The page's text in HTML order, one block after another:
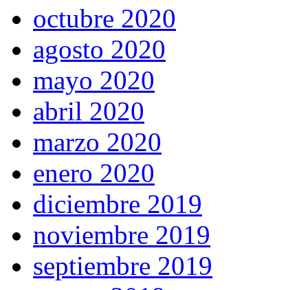
octubre 2020
agosto 2020
mayo 2020
abril 2020
marzo 2020
enero 2020
diciembre 2019
noviembre 2019
septiembre 2019